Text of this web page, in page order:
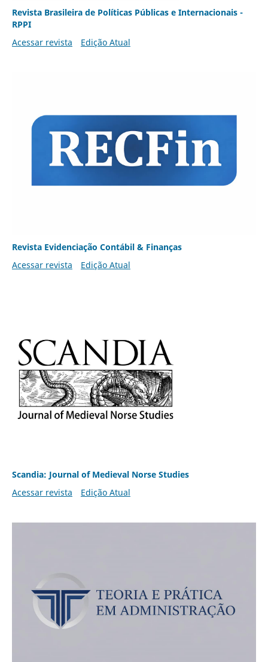
Revista Brasileira de Políticas Públicas e Internacionais -
RPPI
Acessar revista
Edição Atual
Revista Evidenciação Contábil & Finanças
Acessar revista
Edição Atual
Scandia: Journal of Medieval Norse Studies
Acessar revista
Edição Atual